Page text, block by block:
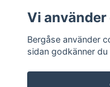
Anmäl dig till vårt nyhetsbrev
Vi
Bergåse använder
sidan godkänner